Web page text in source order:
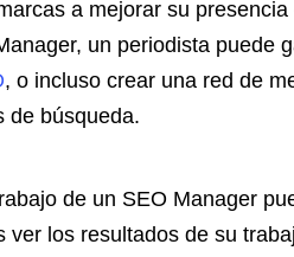
a mejorar su
un periodista puede
, o incluso crear una red de
de búsqueda.
de un SEO Manager
ver los resultados de su